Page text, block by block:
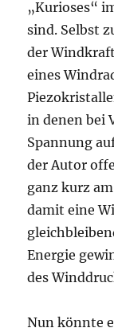
„Kurioses“
sind. Selbst
der
eines
in denen bei
Spannung
der Autor
ganz kurz
damit eine
Energie
des
Nun könnte